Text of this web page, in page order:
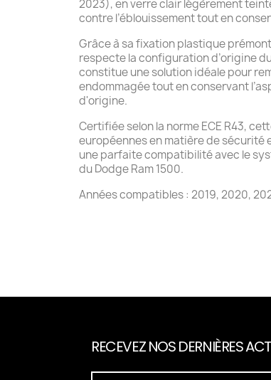
2023), en verre clair légèrement
contre l’éblouissement tout en
Grâce à sa fixation plastique
respecte la configuration d’origine
constitue une solution idéale pour
endommagée tout en conservant
d'origine.
Certifiée selon la norme ECE R43,
européennes en matière de sécurité
une parfaite compatibilité avec le
du Dodge Ram 1500.
Années compatibles : 2019, 2020,
RECEVEZ NOS DERNIÈRES